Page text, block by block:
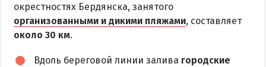
ПИТАНИЕ
РАЗВЛЕЧЕНИЯ
Аквапарк
окрестностях Бердянска, занятого
организованными и дикими пляжами, составляет
около 30 км.
Вдоль береговой линии залива городские